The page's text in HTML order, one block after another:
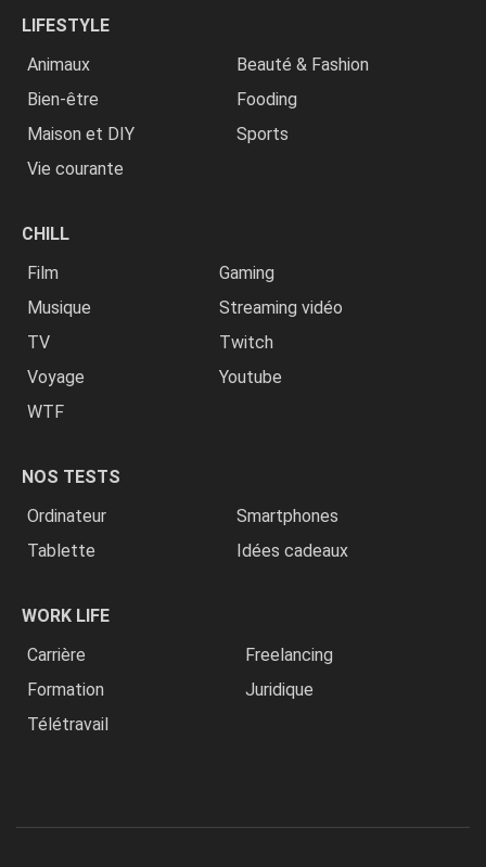
LIFESTYLE
Animaux
Beauté & Fashion
Bien-être
Fooding
Maison et DIY
Sports
Vie courante
CHILL
Film
Gaming
Musique
Streaming vidéo
TV
Twitch
Voyage
Youtube
WTF
NOS TESTS
Ordinateur
Smartphones
Tablette
Idées cadeaux
WORK LIFE
Carrière
Freelancing
Formation
Juridique
Télétravail